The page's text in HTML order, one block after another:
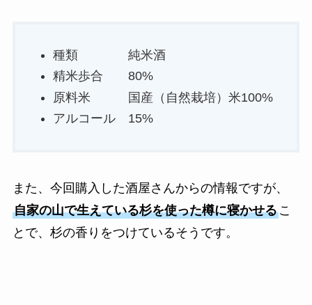
種類 純米酒
精米歩合 80%
原料米 国産（自然栽培）米100%
アルコール 15%
また、今回購入した酒屋さんからの情報ですが、
自家の山で生えている杉を使った樽に寝かせるこ
とで、杉の香りをつけているそうです。